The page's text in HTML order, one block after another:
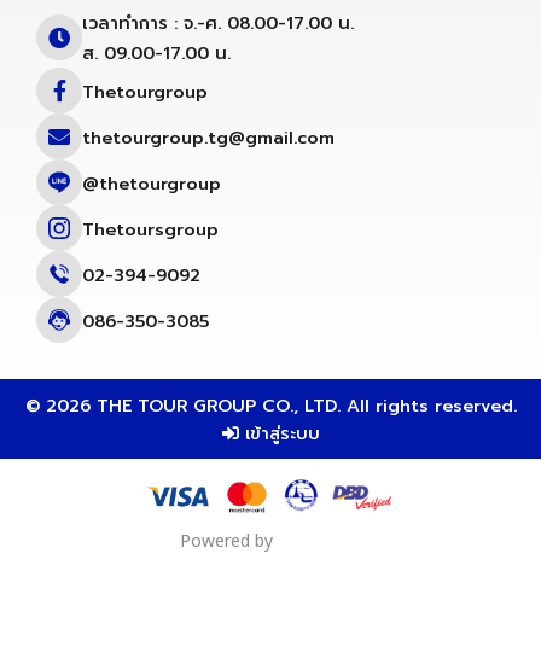
เวลาทำการ : จ.-ศ. 08.00-17.00 น.
ส. 09.00-17.00 น.
Thetourgroup
thetourgroup.tg@gmail.com
@thetourgroup
Thetoursgroup
02-394-9092
086-350-3085
© 2026 THE TOUR GROUP CO., LTD. All rights reserved.
เข้าสู่ระบบ
Powered by